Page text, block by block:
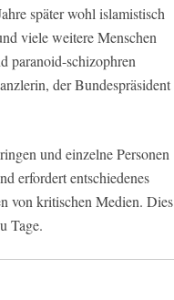
später wohl islamistisch
viele weitere Menschen
paranoid-schizophren
der Bundespräsident
und einzelne Personen
erfordert entschiedenes
von kritischen Medien. Dies
Tage.